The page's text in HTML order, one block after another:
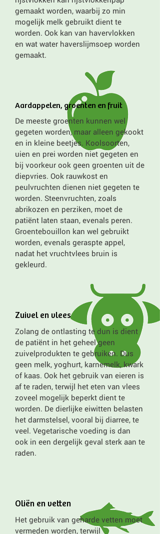
gemaakt worden, waarbij zo min
mogelijk melk gebruikt dient te
worden. Ook kan van havervlokken
en wat water haverslijmsoep worden
gemaakt.
Aardappelen, groenten en fruit
De meeste groenten kunnen wel
gegeten worden, maar alleen gekookt
en in kleine beetjes. Koolsoorten,
uien en prei worden niet gegeten en
bij voorkeur ook geen groenten uit de
diepvries. Ook rauwkost en
peulvruchten dienen niet gegeten te
worden. Steenvruchten, zoals
abrikozen en perziken, moet de
patiënt laten staan, evenals peren.
Groentebouillon kan wel gebruikt
worden, evenals geraspte appel,
nadat het vruchtvlees bruin is
gekleurd.
Zuivel en vlees
Zolang de ontlasting te dun is dient
de patiënt in het geheel geen
zuivelprodukten te gebruiken. Dus
geen melk, yoghurt, karnemelk, kwark
of kaas. Ook het gebruik van eieren is
af te raden, terwijl het eten van vlees
zoveel mogelijk beperkt dient te
worden. De dierlijke eiwitten belasten
het darmstelsel, vooral bij diarree, te
veel. Vegetarische voeding is dan
ook in een dergelijk geval sterk aan te
raden.
Oliën en vetten
Het gebruik van geharde vetten moet
vermeden worden, terwijl